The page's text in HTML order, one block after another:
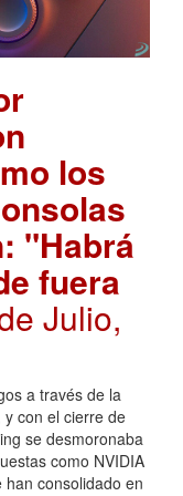
los
"Habrá
fuera
Julio,
a través de la
con el cierre de
se desmoronaba
como NVIDIA
han consolidado en